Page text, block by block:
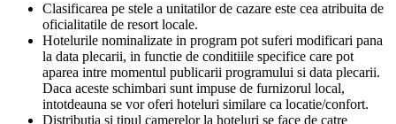
Clasificarea pe stele a unitatilor de cazare este cea atribuita de
oficialitatile de resort locale.
Hotelurile nominalizate in program pot suferi modificari pana
la data plecarii, in functie de conditiile specifice care pot
aparea intre momentul publicarii programului si data plecarii.
Daca aceste schimbari sunt impuse de furnizorul local,
intotdeauna se vor oferi hoteluri similare ca locatie/confort.
Distributia si tipul camerelor la hoteluri se face de catre